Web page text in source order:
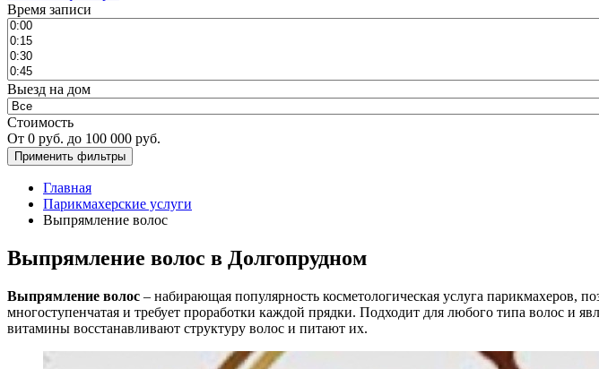
Время записи
Выезд на дом
Стоимость
От 0 руб. до 100 000 руб.
Главная
Парикмахерские услуги
Выпрямление волос
Выпрямление волос в Долгопрудном
Выпрямление волос – набирающая популярность косметологическая услуга парикмахеров,
многоступенчатая и требует проработки каждой прядки. Подходит для любого типа волос и
витамины восстанавливают структуру волос и питают их.